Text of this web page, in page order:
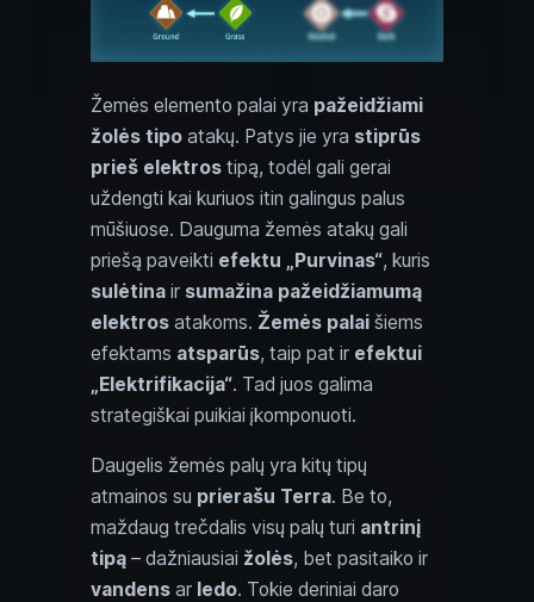
Žemės elemento palai yra pažeidžiami
žolės tipo atakų. Patys jie yra stiprūs
prieš elektros tipą, todėl gali gerai
uždengti kai kuriuos itin galingus palus
mūšiuose. Dauguma žemės atakų gali
priešą paveikti efektu „Purvinas“, kuris
sulėtina ir sumažina pažeidžiamumą
elektros atakoms. Žemės palai šiems
efektams atsparūs, taip pat ir efektui
„Elektrifikacija“. Tad juos galima
strategiškai puikiai įkomponuoti.
Daugelis žemės palų yra kitų tipų
atmainos su prierašu Terra. Be to,
maždaug trečdalis visų palų turi antrinį
tipą – dažniausiai žolės, bet pasitaiko ir
vandens ar ledo. Tokie deriniai daro